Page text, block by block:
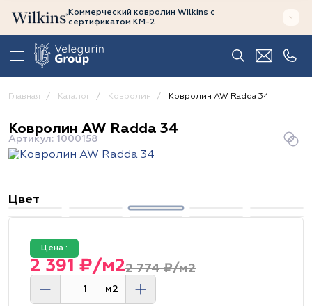
Коммерческий ковролин Wilkins с
сертификатом КМ-2
Главная Каталог Ковролин Ковролин AW Radda 34
Ковролин AW Radda 34
Артикул: 1000158
Цвет
Цена :
2 774 ₽/м2
2 391 ₽/м2
м2